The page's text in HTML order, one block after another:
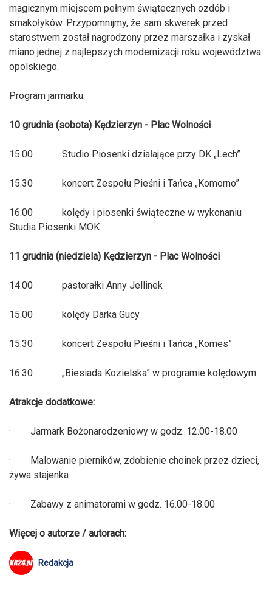
magicznym miejscem pełnym świątecznych ozdób i
smakołyków. Przypomnijmy, że sam skwerek przed
starostwem został nagrodzony przez marszałka i zyskał
miano jednej z najlepszych modernizacji roku województwa
opolskiego.
Program jarmarku:
10 grudnia (sobota) Kędzierzyn - Plac Wolności
15.00 Studio Piosenki działające przy DK „Lech”
15.30 koncert Zespołu Pieśni i Tańca „Komorno”
16.00 kolędy i piosenki świąteczne w wykonaniu
Studia Piosenki MOK
11 grudnia (niedziela) Kędzierzyn - Plac Wolności
14.00 pastorałki Anny Jellinek
15.00 kolędy Darka Gucy
15.30 koncert Zespołu Pieśni i Tańca „Komes”
16.30 „Biesiada Kozielska” w programie kolędowym
Atrakcje dodatkowe:
· Jarmark Bożonarodzeniowy w godz. 12.00-18.00
· Malowanie pierników, zdobienie choinek przez dzieci,
żywa stajenka
· Zabawy z animatorami w godz. 16.00-18.00
Więcej o autorze / autorach:
Redakcja